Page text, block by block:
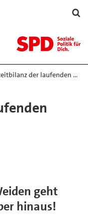
der laufenden …
geht
hinaus!